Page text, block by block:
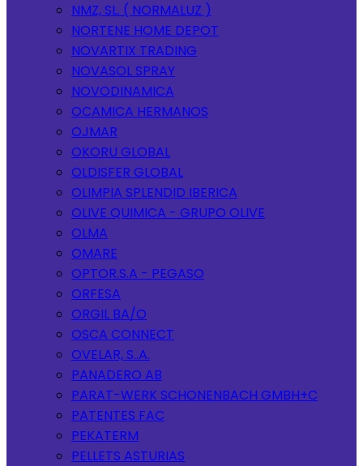
NMZ, SL. ( NORMALUZ )
NORTENE HOME DEPOT
NOVARTIX TRADING
NOVASOL SPRAY
NOVODINAMICA
OCAMICA HERMANOS
OJMAR
OKORU GLOBAL
OLDISFER GLOBAL
OLIMPIA SPLENDID IBERICA
OLIVE QUIMICA - GRUPO OLIVE
OLMA
OMARE
OPTOR.S.A - PEGASO
ORFESA
ORGIL BA/O
OSCA CONNECT
OVELAR, S..A.
PANADERO AB
PARAT-WERK SCHONENBACH GMBH+C
PATENTES FAC
PEKATERM
PELLETS ASTURIAS